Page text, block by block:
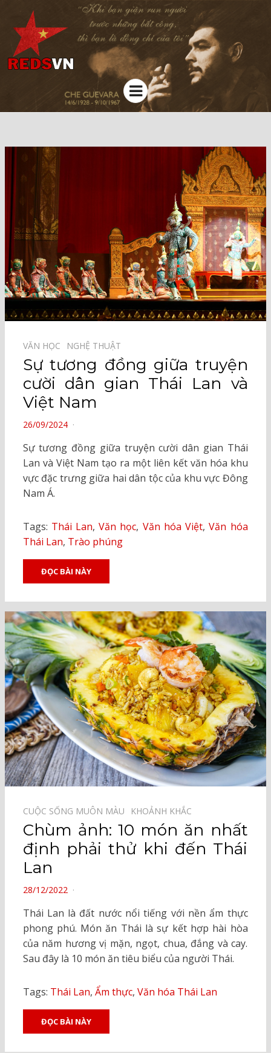
Kênh chia sẻ tri thức cộng đồng
Menu
VĂN HỌC⠀ NGHỆ THUẬT⠀
Sự tương đồng giữa truyện
cười dân gian Thái Lan và
Việt Nam
POSTED
26/09/2024
Sự tương đồng giữa truyện cười dân gian Thái
Lan và Việt Nam tạo ra một liên kết văn hóa khu
vực đặc trưng giữa hai dân tộc của khu vực Đông
Nam Á.
Tags: Thái Lan,Văn học, Văn hóa Việt,Văn hóa
Thái Lan, Trào phúng
ĐỌC BÀI NÀY
CUỘC SỐNG MUÔN MÀU⠀ KHOẢNH KHẮC⠀
Chùm ảnh: 10 món ăn nhất
định phải thử khi đến Thái
Lan
POSTED
28/12/2022
Thái Lan là đất nước nổi tiếng với nền ẩm thực
phong phú. Món ăn Thái là sự kết hợp hài hòa
của năm hương vị mặn, ngọt, chua, đắng và cay.
Sau đây là 10 món ăn tiêu biểu của người Thái.
Tags: Thái Lan, Ẩm thực, Văn hóa Thái Lan
ĐỌC BÀI NÀY